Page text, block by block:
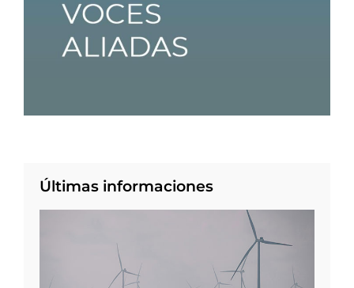
Últimas informaciones